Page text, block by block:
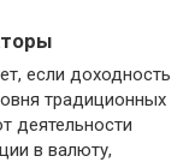
если доходность
традиционных
деятельности
в валюту,